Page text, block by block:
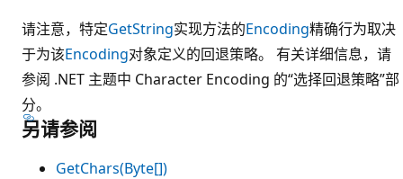
请注意，特定GetString实现方法的Encoding精确行为取决
于为该Encoding对象定义的回退策略。 有关详细信息，请
参阅 .NET 主题中 Character Encoding 的“选择回退策略”部
分。
另请参阅
GetChars(Byte[])